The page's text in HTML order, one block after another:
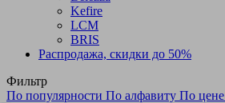
Kefire
LCM
BRIS
Распродажа, скидки до 50%
Фильтр
По популярности По алфавиту По цене